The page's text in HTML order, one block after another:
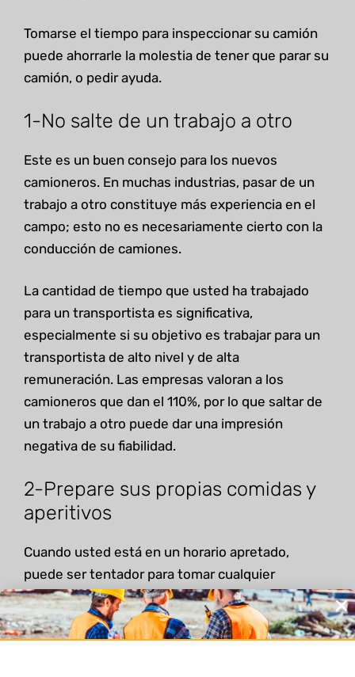
Tomarse el tiempo para inspeccionar su camión
puede ahorrarle la molestia de tener que parar su
camión, o pedir ayuda.
1-No salte de un trabajo a otro
Este es un buen consejo para los nuevos
camioneros. En muchas industrias, pasar de un
trabajo a otro constituye más experiencia en el
campo; esto no es necesariamente cierto con la
conducción de camiones.
La cantidad de tiempo que usted ha trabajado
para un transportista es significativa,
especialmente si su objetivo es trabajar para un
transportista de alto nivel y de alta
remuneración. Las empresas valoran a los
camioneros que dan el 110%, por lo que saltar de
un trabajo a otro puede dar una impresión
negativa de su fiabilidad.
2-Prepare sus propias comidas y
aperitivos
Cuando usted está en un horario apretado,
puede ser tentador para tomar cualquier
alimento es conveniente, que por lo general
significa la comida rápida, refrescos, patatas
fritas, etc.